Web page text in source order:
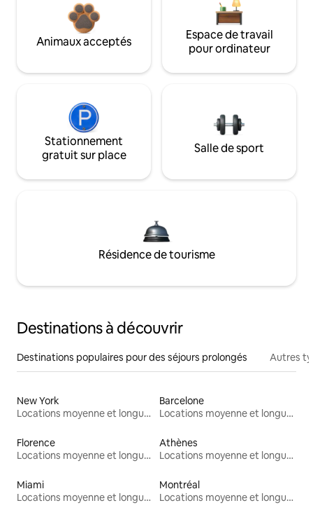
Animaux acceptés
Espace de travail
pour ordinateur
Stationnement
gratuit sur place
Salle de sport
Résidence de tourisme
Destinations à découvrir
Destinations populaires pour des séjours prolongés Autres
New York
Locations moyenne et longue durée
Barcelone
Locations moyenne et longue durée
Florence
Locations moyenne et longue durée
Athènes
Locations moyenne et longue durée
Miami
Locations moyenne et longue durée
Montréal
Locations moyenne et longue durée